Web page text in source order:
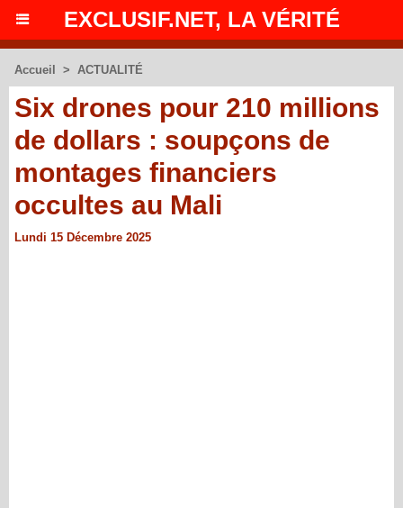
EXCLUSIF.NET, LA VÉRITÉ
Accueil > ACTUALITÉ
Six drones pour 210 millions
de dollars : soupçons de
montages financiers
occultes au Mali
Lundi 15 Décembre 2025